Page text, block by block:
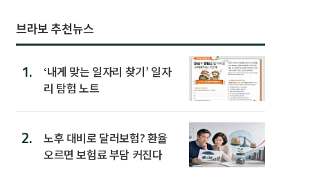
브라보 추천뉴스
1.
‘내게 맞는 일자리 찾기’ 일자
리 탐험 노트
2.
노후 대비로 달러보험? 환율
오르면 보험료 부담 커진다